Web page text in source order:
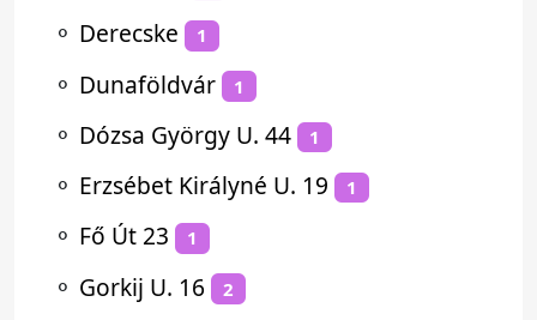
⚬ Derecske 1
⚬ Dunaföldvár 1
⚬ Dózsa György U. 44 1
⚬ Erzsébet Királyné U. 19 1
⚬ Fő Út 23 1
⚬ Gorkij U. 16 2